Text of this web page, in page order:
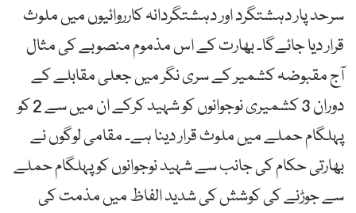
سرحد پار دہشتگرد اور دہشتگردانہ کارروائیوں میں ملوث
قرار دیا جائےگا۔ بھارت کے اس مذموم منصوبے کی مثال
آج مقبوضہ کشمیر کے سری نگر میں جعلی مقابلے کے
دوران 3 کشمیری نوجوانوں کو شہید کرکے ان میں سے 2 کو
پہلگام حملے میں ملوث قرار دینا ہے۔ مقامی لوگوں نے
بھارتی حکام کی جانب سے شہید نوجوانوں کو پہلگام حملے
سے جوڑنے کی کوشش کی شدید الفاظ میں مذمت کی